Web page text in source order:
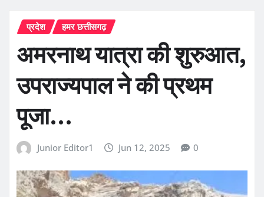
प्रदेश हमर छत्तीसगढ़
अमरनाथ यात्रा की शुरुआत,
उपराज्यपाल ने की प्रथम
पूजा…
Junior Editor1 Jun 12, 2025 0